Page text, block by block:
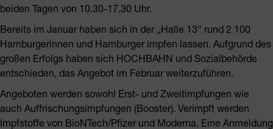
beiden Tagen von 10.30-17.30 Uhr.
Bereits im Januar haben sich in der „Halle 13“ rund 2 100
Hamburgerinnen und Hamburger impfen lassen. Aufgrund des
großen Erfolgs haben sich HOCHBAHN und Sozialbehörde
entschieden, das Angebot im Februar weiterzuführen.
Angeboten werden sowohl Erst- und Zweitimpfungen wie
auch Auffrischungsimpfungen (Booster). Verimpft werden
Impfstoffe von BioNTech/Pfizer und Moderna. Eine Anmeldung